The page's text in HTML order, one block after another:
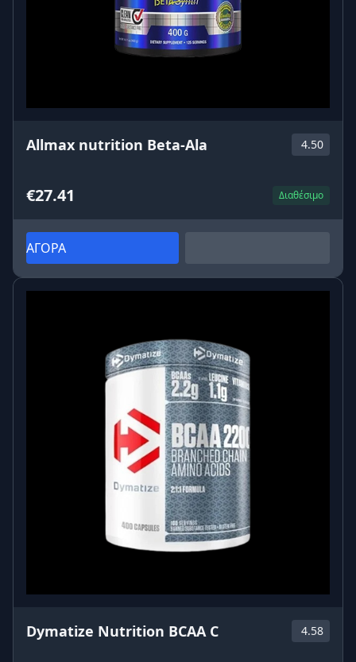
Allmax nutrition Beta-Ala 4.50
€27.41 Διαθέσιμο
ΑΓΟΡΑ
Dymatize Nutrition BCAA C 4.58